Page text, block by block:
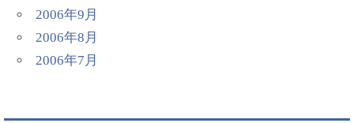
2006年9月
2006年8月
2006年7月